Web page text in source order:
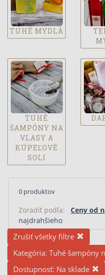
TUHÉ MYDLÁ
TUHÉ
ŠAMPÓNY NA
VLASY A
KÚPEĽOVÉ
SOLI
0 produktov
Zoradiť podľa: Ceny od
najdrahšieho
Zrušiť všetky filtre
Kategória: Tuhé šampóny
Dostupnosť: Na sklade